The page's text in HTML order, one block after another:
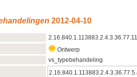
2012‑04‑10
Ontwerp
vs_typebehandeling